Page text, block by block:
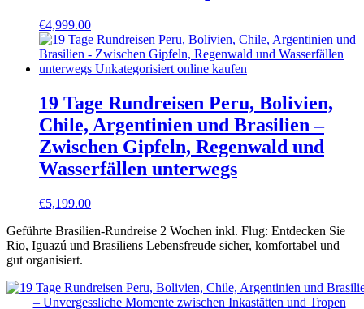
€4,999.00
19 Tage Rundreisen Peru, Bolivien,
Chile, Argentinien und Brasilien –
Zwischen Gipfeln, Regenwald und
Wasserfällen unterwegs
€5,199.00
Geführte Brasilien-Rundreise 2 Wochen inkl. Flug: Entdecken Sie
Rio, Iguazú und Brasiliens Lebensfreude sicher, komfortabel und
gut organisiert.